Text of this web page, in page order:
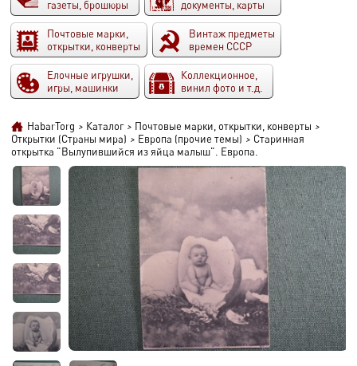
газеты, брошюры
документы, карты
Почтовые марки,
открытки, конверты
Винтаж предметы
времен СССР
Елочные игрушки,
игры, машинки
Коллекционное,
винил фото и т.д.
HabarTorg > Каталог > Почтовые марки, открытки, конверты >
Открытки (Страны мира) > Европа (прочие темы) > Старинная
открытка "Вылупившийся из яйца малыш". Европа.